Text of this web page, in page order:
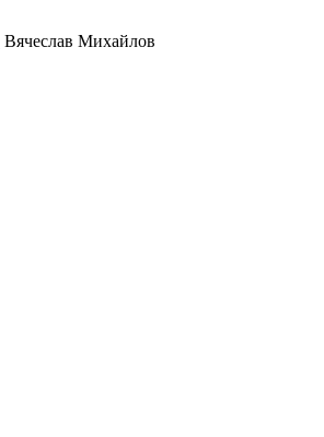
Вячеслав Михайлов